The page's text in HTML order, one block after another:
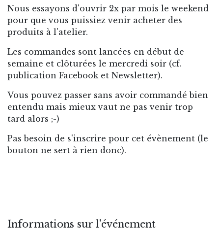
Nous essayons d'ouvrir 2x par mois le weekend
pour que vous puissiez venir acheter des
produits à l'atelier.
Les commandes sont lancées en début de
semaine et clôturées le mercredi soir (cf.
publication Facebook et Newsletter).
Vous pouvez passer sans avoir commandé bien
entendu mais mieux vaut ne pas venir trop
tard alors ;-)
Pas besoin de s'inscrire pour cet évènement (le
bouton ne sert à rien donc).
Informations sur l'événement